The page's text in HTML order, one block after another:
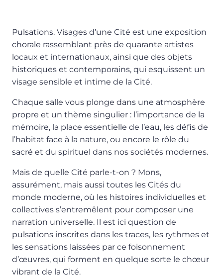
Pulsations. Visages d’une Cité est une exposition
chorale rassemblant près de quarante artistes
locaux et internationaux, ainsi que des objets
historiques et contemporains, qui esquissent un
visage sensible et intime de la Cité.
Chaque salle vous plonge dans une atmosphère
propre et un thème singulier : l’importance de la
mémoire, la place essentielle de l’eau, les défis de
l’habitat face à la nature, ou encore le rôle du
sacré et du spirituel dans nos sociétés modernes.
Mais de quelle Cité parle-t-on ? Mons,
assurément, mais aussi toutes les Cités du
monde moderne, où les histoires individuelles et
collectives s’entremêlent pour composer une
narration universelle. Il est ici question de
pulsations inscrites dans les traces, les rythmes et
les sensations laissées par ce foisonnement
d’œuvres, qui forment en quelque sorte le chœur
vibrant de la Cité.